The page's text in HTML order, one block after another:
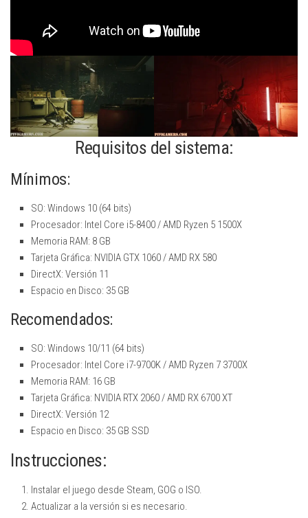
Requisitos del sistema:
Mínimos:
SO: Windows 10 (64 bits)
Procesador: Intel Core i5-8400 / AMD Ryzen 5 1500X
Memoria RAM: 8 GB
Tarjeta Gráfica: NVIDIA GTX 1060 / AMD RX 580
DirectX: Versión 11
Espacio en Disco: 35 GB
Recomendados:
SO: Windows 10/11 (64 bits)
Procesador: Intel Core i7-9700K / AMD Ryzen 7 3700X
Memoria RAM: 16 GB
Tarjeta Gráfica: NVIDIA RTX 2060 / AMD RX 6700 XT
DirectX: Versión 12
Espacio en Disco: 35 GB SSD
Instrucciones:
Instalar el juego desde Steam, GOG o ISO.
Actualizar a la versión si es necesario.